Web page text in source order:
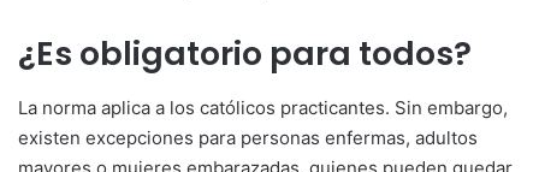
¿Es obligatorio para todos?
La norma aplica a los católicos practicantes. Sin embargo,
existen excepciones para personas enfermas, adultos